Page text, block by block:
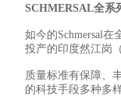
SCHMERSAL全系
如今的Schmersal
投产的印度然江岗
质量标准有保障、
的科技手段多种多